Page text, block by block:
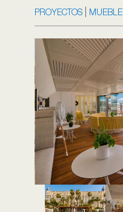
PROYECTOS MUEBLE